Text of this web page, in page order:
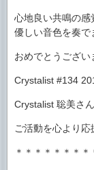
心地良い共鳴の感
優しい音色を奏で
おめでとうござい
Crystalist #134
Crystalist 聡美さん
ご活動を心より応
＊＊＊＊＊＊＊